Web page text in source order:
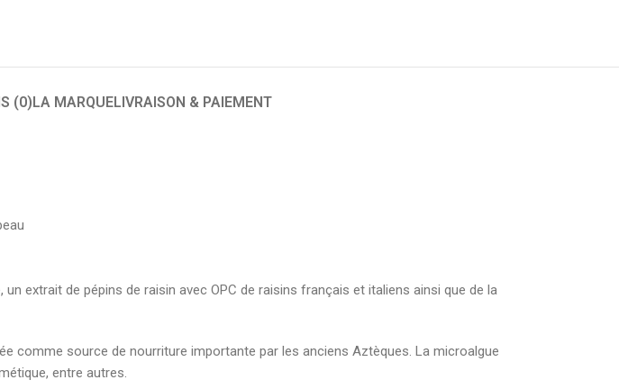
(0)LA MARQUELIVRAISON & PAIEMENT
extrait de pépins de raisin avec OPC de raisins français et italiens ainsi que de la
comme source de nourriture importante par les anciens Aztèques. La microalgue
entre autres.